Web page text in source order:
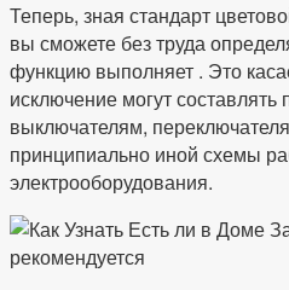
Теперь, зная стандарт
вы сможете без труда
функцию выполняет . Это
исключение могут
выключателям,
принципиально иной схемы
электрооборудования.